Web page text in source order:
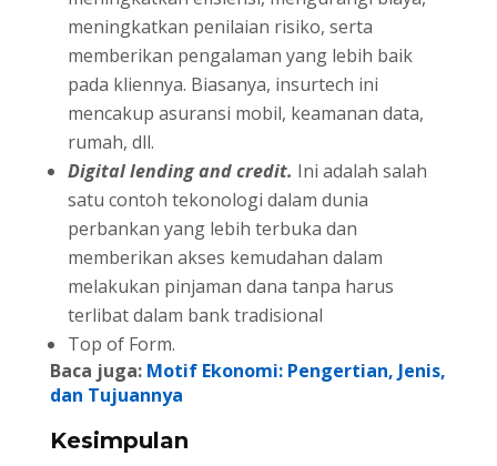
meningkatkan penilaian risiko, serta
memberikan pengalaman yang lebih baik
pada kliennya. Biasanya, insurtech ini
mencakup asuransi mobil, keamanan data,
rumah, dll.
Digital lending and credit. Ini adalah salah
satu contoh tekonologi dalam dunia
perbankan yang lebih terbuka dan
memberikan akses kemudahan dalam
melakukan pinjaman dana tanpa harus
terlibat dalam bank tradisional
Top of Form.
Baca juga: Motif Ekonomi: Pengertian, Jenis,
dan Tujuannya
Kesimpulan